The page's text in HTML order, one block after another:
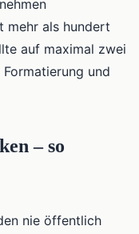
mehr als hundert
auf maximal zwei
und
– so
nie öffentlich